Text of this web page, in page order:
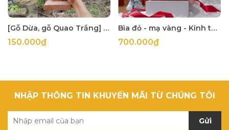
[Gỗ Dừa, gỗ Quao Trắng] Thập tự thánh giá treo tường
150.000₫
Bìa đỏ - mạ vàng - Kinh thánh 1925 khổ lớn 14x21cm in tại Hàn Quốc
700.000₫
NHẬP THÔNG TIN KHUYẾN MÃI TỪ CHÚNG TÔI
Gửi